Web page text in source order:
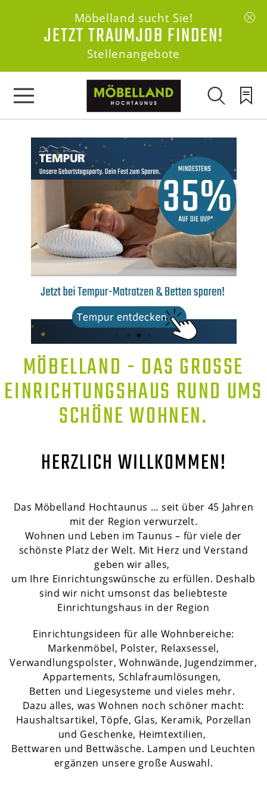
Möbelland sucht Sie!
JETZT TRAUMJOB FINDEN!
Stellenangebote
MÖBELLAND - DAS GROSSE E
INRICHTUNGSHAUS RUND UMS S
CHÖNE WOHNEN.
HERZLICH WILLKOMMEN!
Das Möbelland Hochtaunus … seit über 45 Jahren
mit der Region verwurzelt.
Wohnen und Leben im Taunus – für viele der
schönste Platz der Welt. Mit Herz und Verstand
geben wir alles,
um Ihre Einrichtungswünsche zu erfüllen. Deshalb
sind wir nicht umsonst das beliebteste
Einrichtungshaus in der Region
Einrichtungsideen für alle Wohnbereiche:
Markenmöbel, Polster, Relaxsessel,
Verwandlungspolster, Wohnwände, Jugendzimmer,
Appartements, Schlafraumlösungen,
Betten und Liegesysteme und vieles mehr.
Dazu alles, was Wohnen noch schöner macht:
Haushaltsartikel, Töpfe, Glas, Keramik, Porzellan
und Geschenke, Heimtextilien,
Bettwaren und Bettwäsche. Lampen und Leuchten
ergänzen unsere große Auswahl.